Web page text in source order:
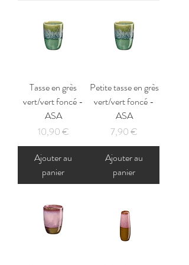
Tasse en grès
vert/vert foncé -
ASA
Prix
10,90 €
Ajouter au
panier
Petite tasse en grès
vert/vert foncé -
ASA
Prix
7,90 €
Ajouter au
panier